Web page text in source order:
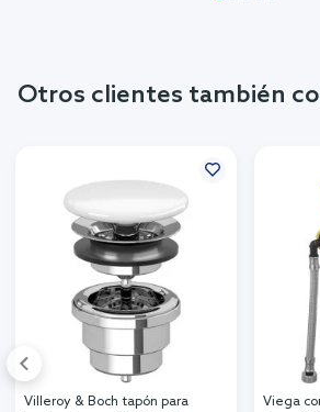
Otros clientes también
Villeroy & Boch tapón para
Viega